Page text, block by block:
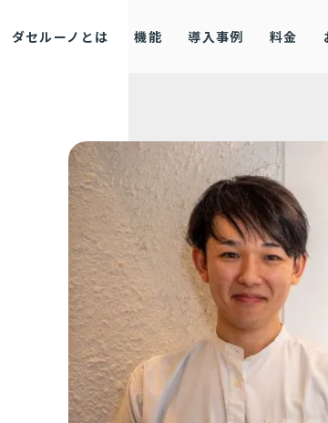
料金
導入事例
機能
ダセルーノとは